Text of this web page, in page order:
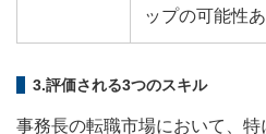
ップの可能性あ
3.評価される3つのスキル
事務長の転職市場において、